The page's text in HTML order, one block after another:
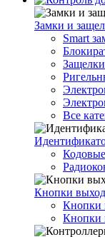
Замки и
Smart
Защелки
Все
Кнопки
Кнопки
Кнопки